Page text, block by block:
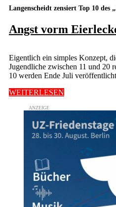
Angst vorm
Langenscheidt zensiert Top 10 des
Eigentlich ein simples Konzept,
Jugendliche zwischen 11 und 20
10 werden Ende Juli
WEITERLESEN